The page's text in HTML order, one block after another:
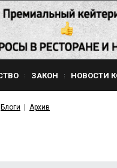
ЗАКОН НОВОСТИ
Блоги Архив